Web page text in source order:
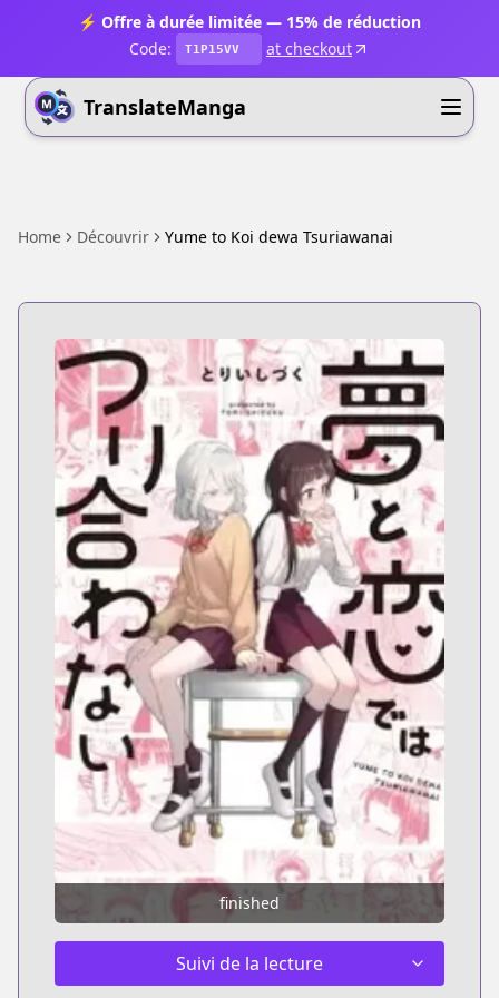
⚡ Offre à durée limitée — 15% de réduction
Code:
T1P15VV at checkout
TranslateManga
Home Découvrir Yume to Koi dewa Tsuriawanai
finished
Suivi de la lecture